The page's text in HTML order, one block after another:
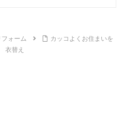
ォーム
カッコよくお住まいを
衣替え